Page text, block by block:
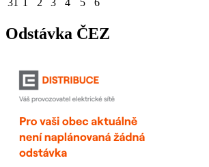
Odstávka ČEZ